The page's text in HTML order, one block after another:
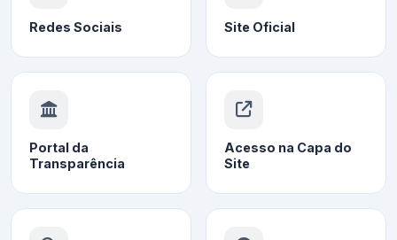
Redes Sociais Site Oficial
Portal da
Transparência
Acesso na Capa do
Site